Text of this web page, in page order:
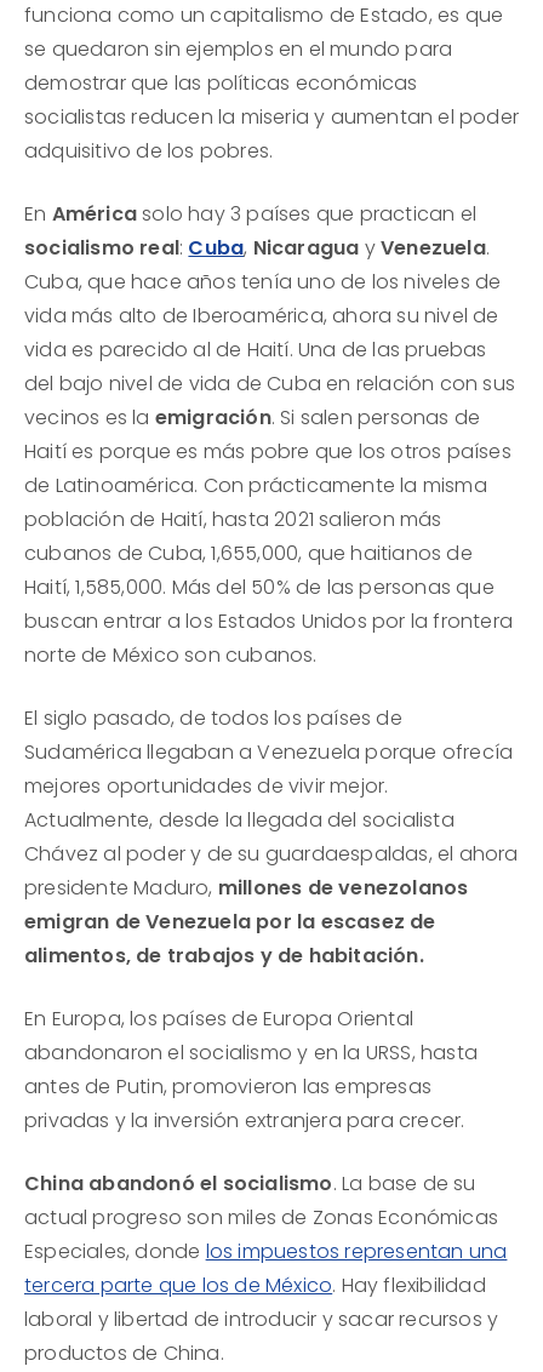
funciona como un capitalismo de Estado, es que
se quedaron sin ejemplos en el mundo para
demostrar que las políticas económicas
socialistas reducen la miseria y aumentan el poder
adquisitivo de los pobres.
En Américasolo hay 3 países que practican el
socialismo real: Cuba, Nicaragua yVenezuela.
Cuba, que hace años tenía uno de los niveles de
vida más alto de Iberoamérica, ahora su nivel de
vida es parecido al de Haití. Una de las pruebas
del bajo nivel de vida de Cuba en relación con sus
vecinos es la emigración. Si salen personas de
Haití es porque es más pobre que los otros países
de Latinoamérica. Con prácticamente la misma
población de Haití, hasta 2021 salieron más
cubanos de Cuba, 1,655,000, que haitianos de
Haití, 1,585,000. Más del 50% de las personas que
buscan entrar a los Estados Unidos por la frontera
norte de México son cubanos.
El siglo pasado, de todos los países de
Sudamérica llegaban a Venezuela porque ofrecía
mejores oportunidades de vivir mejor.
Actualmente, desde la llegada del socialista
Chávez al poder y de su guardaespaldas, el ahora
presidente Maduro, millones de venezolanos
emigran de Venezuela por la escasez de
alimentos, de trabajos y de habitación.
En Europa, los países de Europa Oriental
abandonaron el socialismo y en la URSS, hasta
antes de Putin, promovieron las empresas
privadas y la inversión extranjera para crecer.
China abandonó el socialismo. La base de su
actual progreso son miles de Zonas Económicas
Especiales, donde los impuestos representan una
tercera parte que los de México. Hay flexibilidad
laboral y libertad de introducir y sacar recursos y
productos de China.